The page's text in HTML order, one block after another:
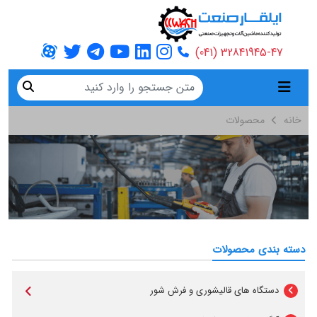
32841945-47 (041)
خانه محصولات
دسته بندی محصولات
دستگاه های قالیشوری و فرش شور